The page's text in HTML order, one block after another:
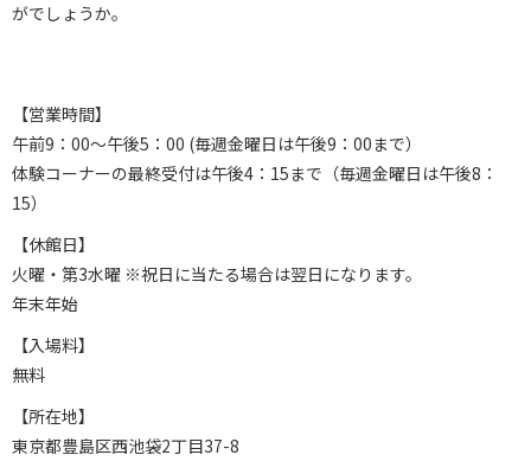
がでしょうか。
【営業時間】
午前9：00～午後5：00 (毎週金曜日は午後9：00まで）
体験コーナーの最終受付は午後4：15まで（毎週金曜日は午後8：
15）
【休館日】
火曜・第3水曜 ※祝日に当たる場合は翌日になります。
年末年始
【入場料】
無料
【所在地】
東京都豊島区西池袋2丁目37-8